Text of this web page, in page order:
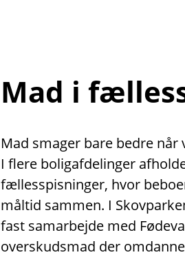
Mad i
Mad smager bare bedre
I flere boligafdelinger
fællesspisninger, hvor
måltid sammen. I
fast samarbejde med
overskudsmad der